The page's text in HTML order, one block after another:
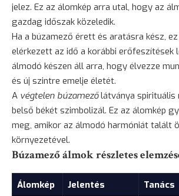
jelez. Ez az álomkép arra utal, hogy az
gazdag időszak közeledik.
Ha a búzamező érett és aratásra kész,
elérkezett az idő a korábbi erőfeszítések
álmodó készen áll arra, hogy élvezze
és új szintre emelje életét.
A végtelen búzamezőlátványa spirituális
belső békét szimbolizál. Ez az álomkép
meg, amikor az álmodó harmóniát talált
környezetével.
Búzamező álmok részletes
Álomkép Jelentés
Tanács